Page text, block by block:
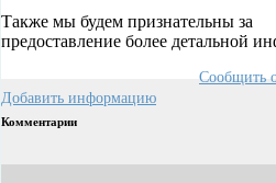
Также мы будем признательны за
предоставление более детальной
Сообщить
Добавить информацию
Комментарии